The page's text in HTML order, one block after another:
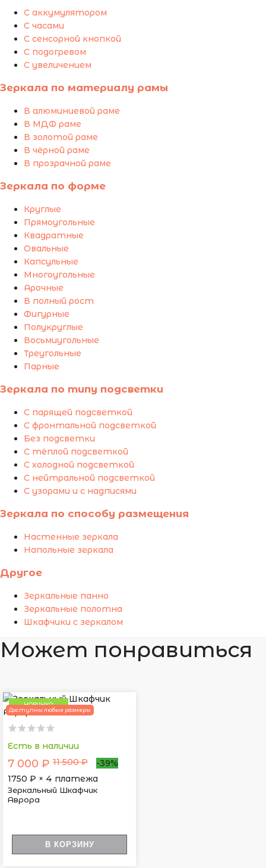
С аккумулятором
С часами
С сенсорной кнопкой
С подогревом
С увеличением
Зеркала по материалу рамы
В алюминиевой раме
В МДФ раме
В золотой раме
В чёрной раме
В прозрачной раме
Зеркала по форме
Круглые
Прямоугольные
Квадратные
Овальные
Капсульные
Многоугольные
Арочные
В полный рост
Фигурные
Полукруглые
Восьмиугольные
Треугольные
Парные
Зеркала по типу подсветки
С парящей подсветкой
С фронтальной подсветкой
Без подсветки
С тёплой подсветкой
С холодной подсветкой
С нейтральной подсветкой
С узорами и с надписями
Зеркала по способу размещения
Настенные зеркала
Напольные зеркала
Другое
Зеркальные панно
Зеркальные полотна
Шкафчики с зеркалом
Может понравиться
НОВИНКА
Доступны любые размеры
Есть в наличии
7 000 ₽ 11 500 ₽
-39%
1750 ₽ × 4 платежа
Зеркальный Шкафчик
Аврора
В КОРЗИНУ